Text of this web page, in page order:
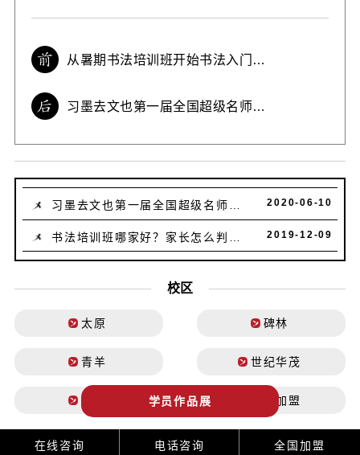
从暑期书法培训班开始书法入门最
习墨去文也第一届全国超级名师讲
习墨去文也第一届全国超级名师讲
课大赛 ——成都校区篇
2020-06-10
书法培训班哪家好？家长怎么判断
好与不好？
2019-12-09
校区
太原 碑林
青羊 世纪华茂
金牛 期待加盟
学员作品展
在线咨询 电话咨询 全国加盟